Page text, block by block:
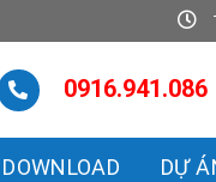
0916.941.086
DOWNLOAD DỰ